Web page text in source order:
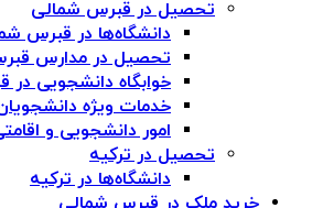
تحصیل در قبرس شمالی
دانشگاه‌ها در قبرس
تحصیل در مدارس
خوابگاه دانشجویی
خدمات ویژه
امور دانشجویی و
تحصیل در ترکیه
دانشگاه‌ها در ترکیه